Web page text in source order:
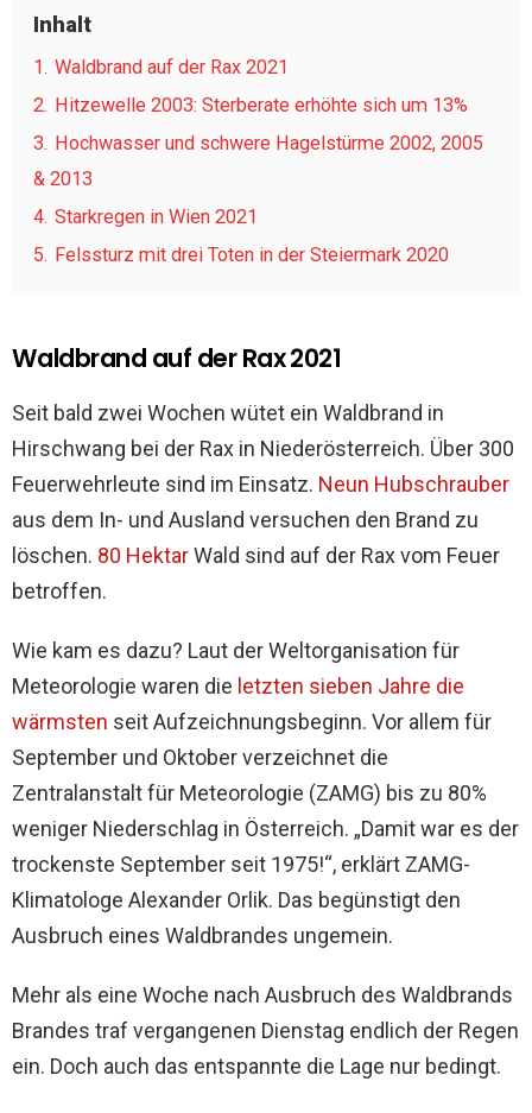
Inhalt
1. Waldbrand auf der Rax 2021
2. Hitzewelle 2003: Sterberate erhöhte sich um 13%
3. Hochwasser und schwere Hagelstürme 2002, 2005
& 2013
4. Starkregen in Wien 2021
5. Felssturz mit drei Toten in der Steiermark 2020
Waldbrand auf der Rax 2021
Seit bald zwei Wochen wütet ein Waldbrand in
Hirschwang bei der Rax in Niederösterreich. Über 300
Feuerwehrleute sind im Einsatz. Neun Hubschrauber
aus dem In- und Ausland versuchen den Brand zu
löschen. 80 HektarWald sind auf der Rax vom Feuer
betroffen.
Wie kam es dazu? Laut der Weltorganisation für
Meteorologie waren die letzten sieben Jahre die
wärmsten seit Aufzeichnungsbeginn. Vor allem für
September und Oktober verzeichnet die
Zentralanstalt für Meteorologie (ZAMG) bis zu 80%
weniger Niederschlag in Österreich. „Damit war es der
trockenste September seit 1975!“, erklärt ZAMG-
Klimatologe Alexander Orlik. Das begünstigt den
Ausbruch eines Waldbrandes ungemein.
Mehr als eine Woche nach Ausbruch des Waldbrands
Brandes traf vergangenen Dienstag endlich der Regen
ein. Doch auch das entspannte die Lage nur bedingt.